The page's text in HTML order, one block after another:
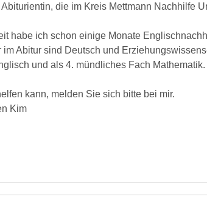
die im Kreis Mettmann Nachhilfe
habe ich schon einige Monate
im Abitur sind Deutsch und
und als 4. mündliches Fach Mathematik.
kann, melden Sie sich bitte bei mir.
Kim